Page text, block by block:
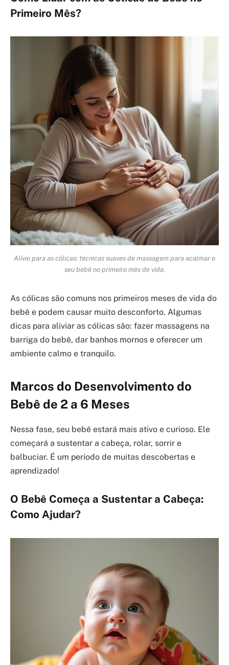
Primeiro Mês?
Alívio para as cólicas: técnicas suaves de massagem para acalmar o
seu bebê no primeiro mês de vida.
As cólicas são comuns nos primeiros meses de vida do
bebê e podem causar muito desconforto. Algumas
dicas para aliviar as cólicas são: fazer massagens na
barriga do bebê, dar banhos mornos e oferecer um
ambiente calmo e tranquilo.
Marcos do Desenvolvimento do
Bebê de 2 a 6 Meses
Nessa fase, seu bebê estará mais ativo e curioso. Ele
começará a sustentar a cabeça, rolar, sorrir e
balbuciar. É um período de muitas descobertas e
aprendizado!
O Bebê Começa a Sustentar a Cabeça:
Como Ajudar?